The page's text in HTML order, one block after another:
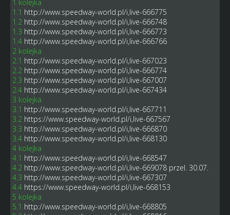
1 kolejka
1.1 http://www.speedway-world.pl/i,live-666775
1.2 http://www.speedway-world.pl/i,live-666748
1.3 http://www.speedway-world.pl/i,live-666773
1.4 http://www.speedway-world.pl/i,live-666766
2 kolejka
2.1 http://www.speedway-world.pl/i,live-667023
2.2 http://www.speedway-world.pl/i,live-666774
2.3 http://www.speedway-world.pl/i,live-667007
2.4 http://www.speedway-world.pl/i,live-667434
3 kolejka
3.1 http://www.speedway-world.pl/i,live-667711
3.2 https://www.speedway-world.pl/i,live-667567
3.3 http://www.speedway-world.pl/i,live-666870
3.4 http://www.speedway-world.pl/i,live-668130
4 kolejka
4.1 http://www.speedway-world.pl/i,live-668547
4.2 http://www.speedway-world.pl/i,live-669078przel. 30.07.
4.3 http://www.speedway-world.pl/i,live-667307
4.4 https://www.speedway-world.pl/i,live-668153
5 kolejka
5.1 http://www.speedway-world.pl/i,live-668805